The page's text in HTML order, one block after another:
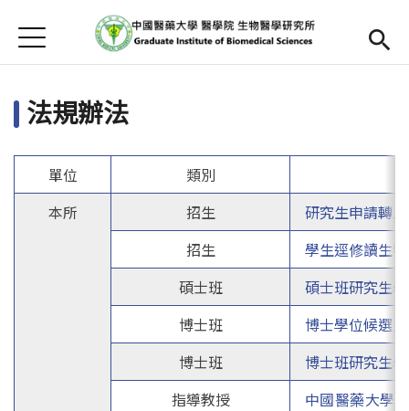
首頁
首頁
最新消息
本所簡介
Open submenu (師資陣容)
師資陣容
Open submenu (課程資訊)
法規辦法
單位
類別
本所
招生
研究生申請轉
招生
學生逕修讀生
碩士班
碩士班研究生
博士班
博士學位候選
博士班
博士班研究生
指導教授
中國醫藥大學